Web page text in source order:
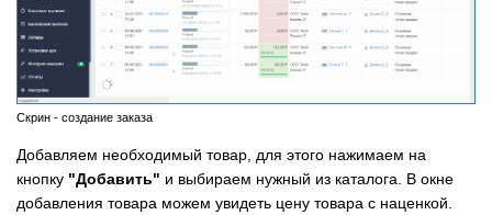
Скрин - создание заказа
Добавляем необходимый товар, для этого нажимаем на
кнопку "Добавить" и выбираем нужный из каталога. В окне
добавления товара можем увидеть цену товара с наценкой.